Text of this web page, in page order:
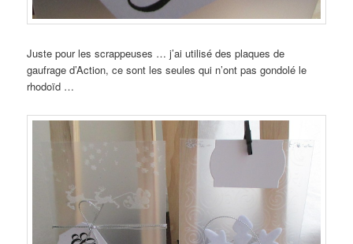
Juste pour les scrappeuses … j’ai utilisé des plaques de
gaufrage d’Action, ce sont les seules qui n’ont pas gondolé le
rhodoïd …